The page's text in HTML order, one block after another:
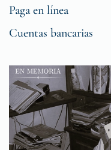
Paga en línea
Cuentas bancarias